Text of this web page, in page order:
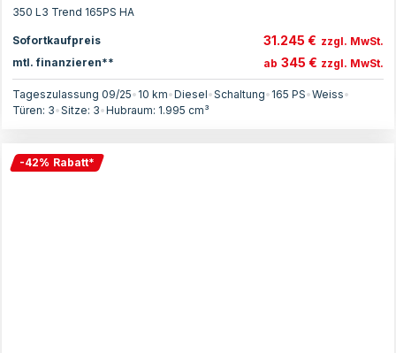
350 L3 Trend 165PS HA
Sofortkaufpreis 31.245 € zzgl. MwSt.
mtl. finanzieren**
ab 345 € zzgl. MwSt.
Tageszulassung 09/25• 10 km•Diesel•Schaltung• 165 PS•Weiss•
Türen: 3•Sitze: 3•Hubraum: 1.995 cm³
-42% Rabatt*